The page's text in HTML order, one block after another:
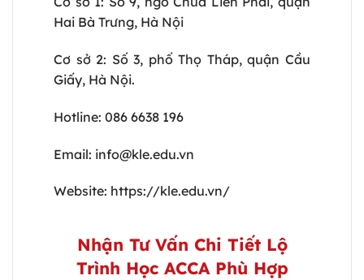
Hai Bà Trưng, Hà Nội
Cơ sở 2: Số 3, phố Thọ Tháp, quận Cầu
Giấy, Hà Nội.
Hotline: 086 6638 196
Email: info@kle.edu.vn
Website: https://kle.edu.vn/
Nhận Tư Vấn Chi Tiết Lộ
Trình Học ACCA Phù Hợp